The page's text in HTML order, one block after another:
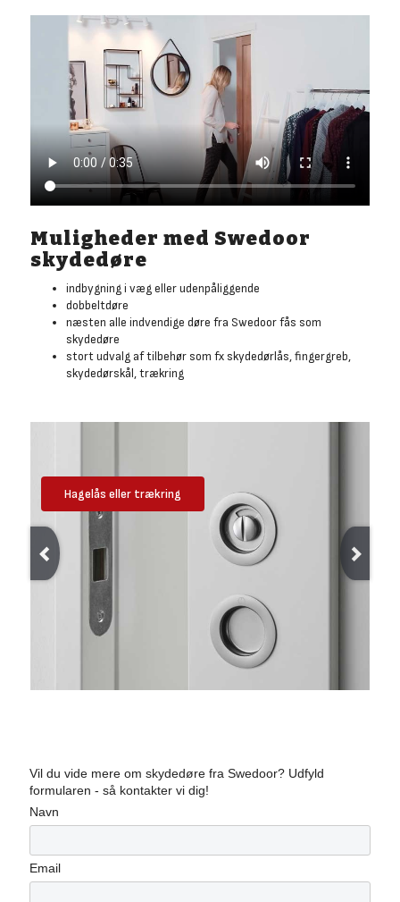
Muligheder med Swedoor
skydedøre
indbygning i væg eller udenpåliggende
dobbeltdøre
næsten alle indvendige døre fra Swedoor fås som
skydedøre
stort udvalg af tilbehør som fx skydedørlås, fingergreb,
skydedørskål, trækring
Hagelås eller trækring
Vil du vide mere om skydedøre fra Swedoor? Udfyld
formularen - så kontakter vi dig!
Navn
Email